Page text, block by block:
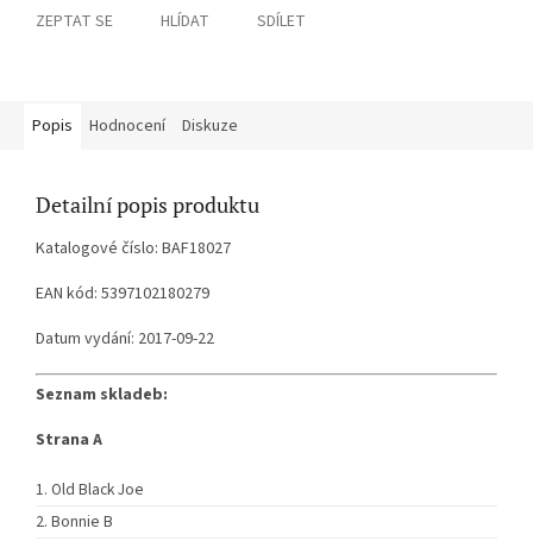
ZEPTAT SE HLÍDAT SDÍLET
Popis Hodnocení Diskuze
Detailní popis produktu
Katalogové číslo: BAF18027
EAN kód: 5397102180279
Datum vydání: 2017-09-22
Seznam skladeb:
Strana A
Old Black Joe
Bonnie B